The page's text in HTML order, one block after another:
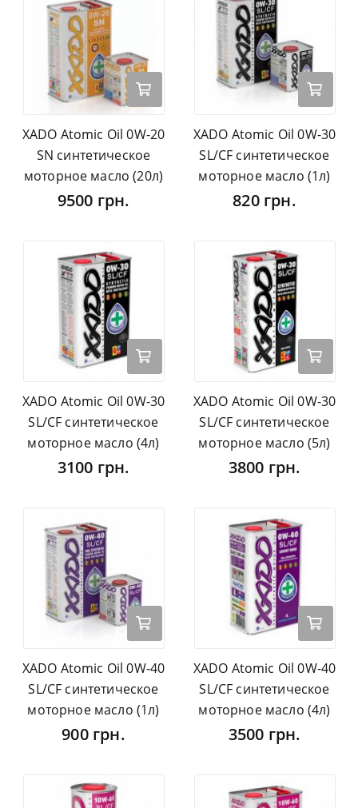
XADO Atomic Oil 0W-20
SN синтетическое
моторное масло (20л)
9500 грн.
XADO Atomic Oil 0W-30
SL/CF синтетическое
моторное масло (1л)
820 грн.
XADO Atomic Oil 0W-30
SL/CF синтетическое
моторное масло (4л)
3100 грн.
XADO Atomic Oil 0W-30
SL/CF синтетическое
моторное масло (5л)
3800 грн.
XADO Atomic Oil 0W-40
SL/CF синтетическое
моторное масло (1л)
900 грн.
XADO Atomic Oil 0W-40
SL/CF синтетическое
моторное масло (4л)
3500 грн.